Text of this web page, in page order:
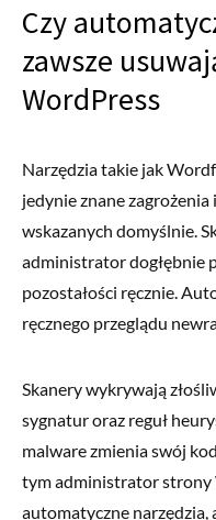
Czy
zawsze
WordPress
Narzędzia takie jak
jedynie znane
wskazanych domyślnie.
administrator dogłębnie
pozostałości ręcznie.
ręcznego przeglądu
Skanery wykrywają
sygnatur oraz reguł
malware zmienia swój
tym administrator strony
automatyczne narzędzia,